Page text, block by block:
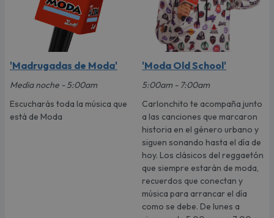
'Madrugadas de Moda'
Media noche - 5:00am
Escucharás toda la música que
está de Moda
'Moda Old School'
5:00am - 7:00am
Carlonchito te acompaña junto
a las canciones que marcaron
historia en el género urbano y
siguen sonando hasta el día de
hoy. Los clásicos del reggaetón
que siempre estarán de moda,
recuerdos que conectan y
música para arrancar el día
como se debe. De lunes a